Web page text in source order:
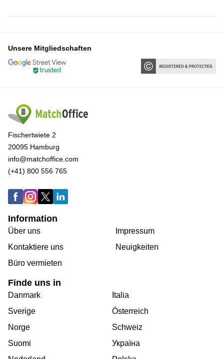
Unsere Mitgliedschaften
Fischertwiete 2
20095 Hamburg
info@matchoffice.com
(+41) 800 556 765
Information
Über uns
Kontaktiere uns
Büro vermieten
Impressum
Neuigkeiten
Finde uns in
Danmark
Sverige
Norge
Suomi
Italia
Österreich
Schweiz
Україна